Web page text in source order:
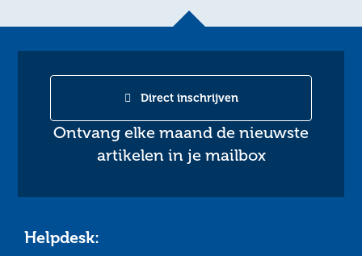
Ontvang elke maand de nieuwste
artikelen in je mailbox
Direct inschrijven
Helpdesk: